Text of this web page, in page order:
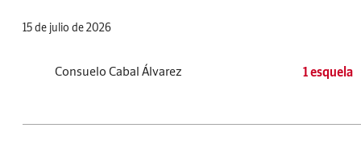
15 de julio de 2026
Consuelo Cabal Álvarez 1 esquela